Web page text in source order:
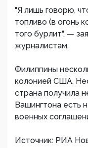
"Я лишь говорю,
топливо (в огонь
того бурлит", —
журналистам.
Филиппины
колонией США.
страна получила
Вашингтона есть
военных
Источник: РИА